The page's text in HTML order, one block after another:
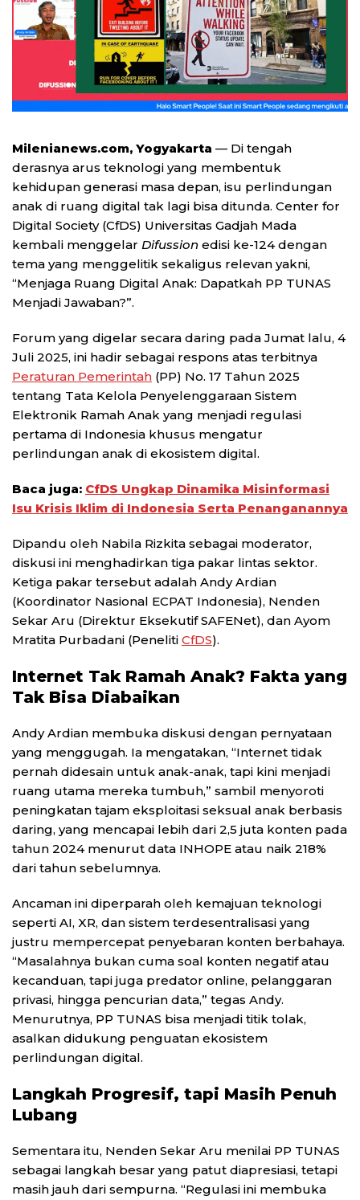
Milenianews.com, Yogyakarta — Di tengah
derasnya arus teknologi yang membentuk
kehidupan generasi masa depan, isu perlindungan
anak di ruang digital tak lagi bisa ditunda. Center for
Digital Society (CfDS) Universitas Gadjah Mada
kembali menggelar Difussion edisi ke-124 dengan
tema yang menggelitik sekaligus relevan yakni,
“Menjaga Ruang Digital Anak: Dapatkah PP TUNAS
Menjadi Jawaban?”.
Forum yang digelar secara daring pada Jumat lalu, 4
Juli 2025, ini hadir sebagai respons atas terbitnya
Peraturan Pemerintah (PP) No. 17 Tahun 2025
tentang Tata Kelola Penyelenggaraan Sistem
Elektronik Ramah Anak yang menjadi regulasi
pertama di Indonesia khusus mengatur
perlindungan anak di ekosistem digital.
Baca juga: CfDS Ungkap Dinamika Misinformasi
Isu Krisis Iklim di Indonesia Serta Penanganannya
Dipandu oleh Nabila Rizkita sebagai moderator,
diskusi ini menghadirkan tiga pakar lintas sektor.
Ketiga pakar tersebut adalah Andy Ardian
(Koordinator Nasional ECPAT Indonesia), Nenden
Sekar Aru (Direktur Eksekutif SAFENet), dan Ayom
Mratita Purbadani (Peneliti CfDS).
Internet Tak Ramah Anak? Fakta yang
Tak Bisa Diabaikan
Andy Ardian membuka diskusi dengan pernyataan
yang menggugah. Ia mengatakan, “Internet tidak
pernah didesain untuk anak-anak, tapi kini menjadi
ruang utama mereka tumbuh,” sambil menyoroti
peningkatan tajam eksploitasi seksual anak berbasis
daring, yang mencapai lebih dari 2,5 juta konten pada
tahun 2024 menurut data INHOPE atau naik 218%
dari tahun sebelumnya.
Ancaman ini diperparah oleh kemajuan teknologi
seperti AI, XR, dan sistem terdesentralisasi yang
justru mempercepat penyebaran konten berbahaya.
“Masalahnya bukan cuma soal konten negatif atau
kecanduan, tapi juga predator online, pelanggaran
privasi, hingga pencurian data,” tegas Andy.
Menurutnya, PP TUNAS bisa menjadi titik tolak,
asalkan didukung penguatan ekosistem
perlindungan digital.
Langkah Progresif, tapi Masih Penuh
Lubang
Sementara itu, Nenden Sekar Aru menilai PP TUNAS
sebagai langkah besar yang patut diapresiasi, tetapi
masih jauh dari sempurna. “Regulasi ini membuka